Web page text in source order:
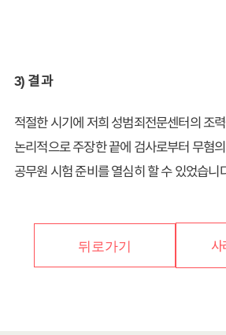
3) 결 과
적절한 시기에 저희 성범죄전문센터의 조
논리적으로 주장한 끝에 검사로부터 무혐
공무원 시험 준비를 열심히 할 수 있었습니
뒤로가기 사